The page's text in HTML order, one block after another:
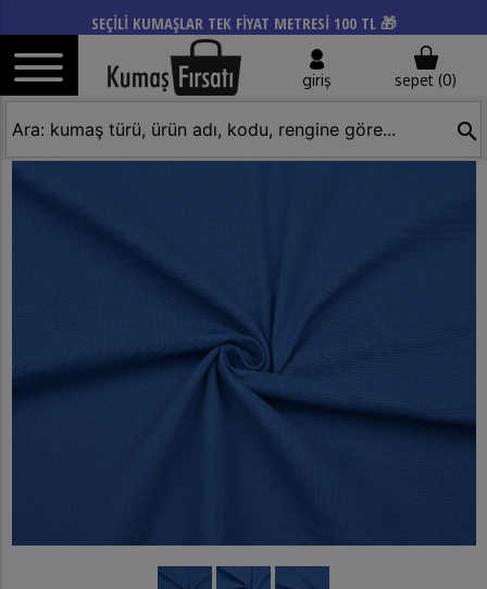
SEÇİLİ KUMAŞLAR TEK FİYAT METRESİ 100 TL 🎁
giriş sepet (0)
search